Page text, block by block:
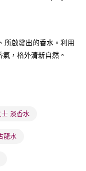
達
所啟發出的香水。利用
，格外清新自然。
士 淡香水
龍水